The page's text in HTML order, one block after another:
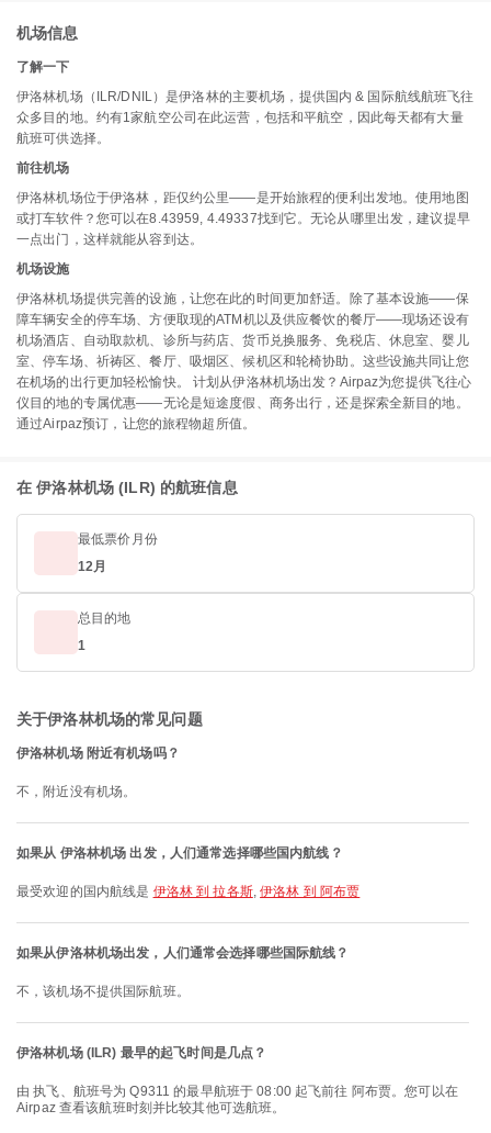
机场信息
了解一下
伊洛林机场（ILR/DNIL）是伊洛林的主要机场，提供国内 & 国际航线航班飞往
众多目的地。约有1家航空公司在此运营，包括和平航空，因此每天都有大量
航班可供选择。
前往机场
伊洛林机场位于伊洛林，距仅约公里——是开始旅程的便利出发地。使用地图
或打车软件？您可以在8.43959, 4.49337找到它。无论从哪里出发，建议提早
一点出门，这样就能从容到达。
机场设施
伊洛林机场提供完善的设施，让您在此的时间更加舒适。除了基本设施——保
障车辆安全的停车场、方便取现的ATM机以及供应餐饮的餐厅——现场还设有
机场酒店、自动取款机、诊所与药店、货币兑换服务、免税店、休息室、婴儿
室、停车场、祈祷区、餐厅、吸烟区、候机区和轮椅协助。这些设施共同让您
在机场的出行更加轻松愉快。 计划从伊洛林机场出发？Airpaz为您提供飞往心
仪目的地的专属优惠——无论是短途度假、商务出行，还是探索全新目的地。
通过Airpaz预订，让您的旅程物超所值。
在 伊洛林机场 (ILR) 的航班信息
最低票价月份
12月
总目的地
1
关于伊洛林机场的常见问题
伊洛林机场 附近有机场吗？
不，附近没有机场。
如果从 伊洛林机场 出发，人们通常选择哪些国内航线？
最受欢迎的国内航线是 伊洛林 到 拉各斯,伊洛林 到 阿布贾
如果从伊洛林机场出发，人们通常会选择哪些国际航线？
不，该机场不提供国际航班。
伊洛林机场 (ILR) 最早的起飞时间是几点？
由 执飞、航班号为 Q9311 的最早航班于 08:00 起飞前往 阿布贾。您可以在
Airpaz 查看该航班时刻并比较其他可选航班。